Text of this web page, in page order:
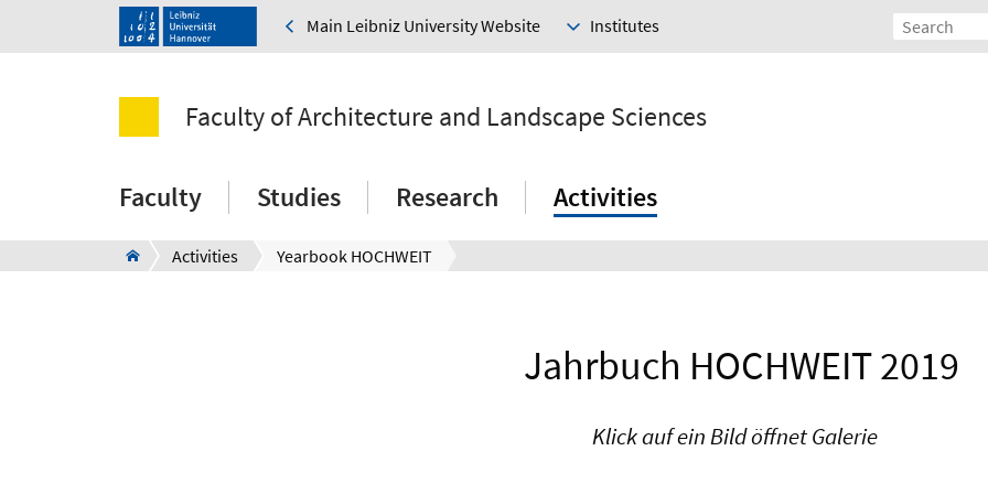
Main Leibniz University Website Institutes
Faculty of Architecture and Landscape Sciences
Faculty Studies Research Activities
Activities Yearbook HOCHWEIT
Jahrbuch HOCHWEIT 2019
Klick auf ein Bild öffnet Galerie